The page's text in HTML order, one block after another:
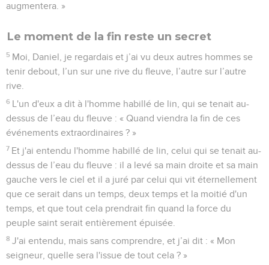
augmentera. »
Le moment de la fin reste un secret
5 Moi, Daniel, je regardais et j’ai vu deux autres hommes se
tenir debout, l’un sur une rive du fleuve, l’autre sur l’autre
rive.
6 L'un d'eux a dit à l'homme habillé de lin, qui se tenait au-
dessus de l’eau du fleuve : « Quand viendra la fin de ces
événements extraordinaires ? »
7 Et j'ai entendu l'homme habillé de lin, celui qui se tenait au-
dessus de l’eau du fleuve : il a levé sa main droite et sa main
gauche vers le ciel et il a juré par celui qui vit éternellement
que ce serait dans un temps, deux temps et la moitié d'un
temps, et que tout cela prendrait fin quand la force du
peuple saint serait entièrement épuisée.
8 J'ai entendu, mais sans comprendre, et j’ai dit : « Mon
seigneur, quelle sera l'issue de tout cela ? »